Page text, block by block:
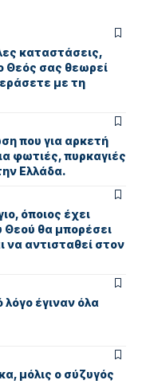
καταστάσεις,
Θεός σας θεωρεί
με τη
που για αρκετή
φωτιές, πυρκαγιές
Ελλάδα.
όποιος έχει
Θεού θα μπορέσει
να αντισταθεί στον
λόγο έγιναν όλα
μόλις ο σύζυγός